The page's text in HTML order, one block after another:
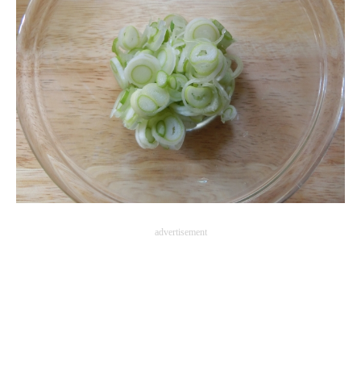
advertisement